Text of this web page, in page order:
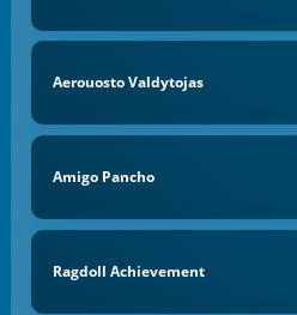
Aerouosto Valdytojas
Amigo Pancho
Ragdoll Achievement